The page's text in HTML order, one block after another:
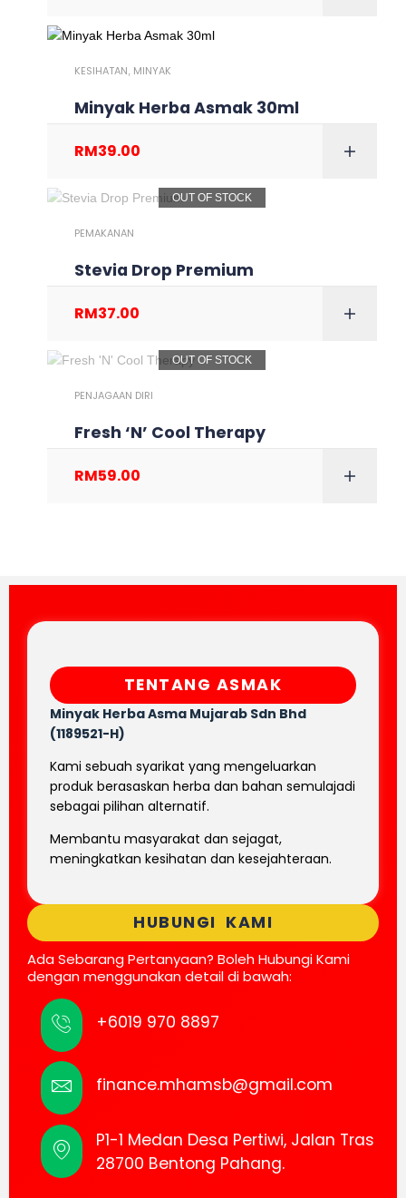
KESIHATAN MINYAK
Minyak Herba Asmak 30ml
RM39.00
OUT OF STOCK
PEMAKANAN
Stevia Drop Premium
RM37.00
OUT OF STOCK
PENJAGAAN DIRI
Fresh ‘N’ Cool Therapy
RM59.00
TENTANG ASMAK
Minyak Herba Asma Mujarab Sdn Bhd
(1189521-H)
Kami sebuah syarikat yang mengeluarkan
produk berasaskan herba dan bahan semulajadi
sebagai pilihan alternatif.
Membantu masyarakat dan sejagat,
meningkatkan kesihatan dan kesejahteraan.
HUBUNGI KAMI
Ada Sebarang Pertanyaan? Boleh Hubungi Kami
dengan menggunakan detail di bawah:
+6019 970 8897
finance.mhamsb@gmail.com
P1-1 Medan Desa Pertiwi, Jalan Tras
28700 Bentong Pahang.